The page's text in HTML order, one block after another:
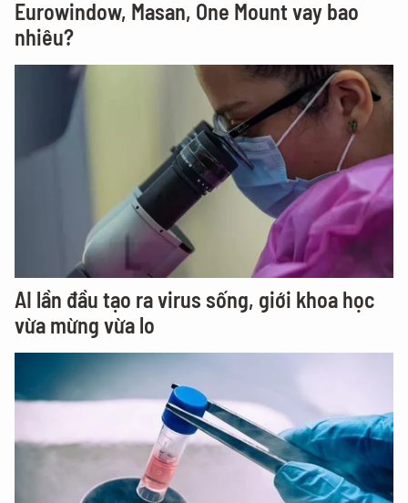
Eurowindow, Masan, One Mount vay bao
nhiêu?
AI lần đầu tạo ra virus sống, giới khoa học
vừa mừng vừa lo